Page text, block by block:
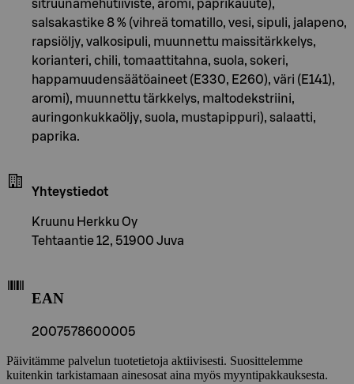
sitruunamehutiiviste, aromi, paprikauute),
salsakastike 8 % (vihreä tomatillo, vesi, sipuli, jalapeno,
rapsiöljy, valkosipuli, muunnettu maissitärkkelys,
korianteri, chili, tomaattitahna, suola, sokeri,
happamuudensäätöaineet (E330, E260), väri (E141),
aromi), muunnettu tärkkelys, maltodekstriini,
auringonkukkaöljy, suola, mustapippuri), salaatti,
paprika.
Yhteystiedot
Kruunu Herkku Oy
Tehtaantie 12, 51900 Juva
EAN
2007578600005
Päivitämme palvelun tuotetietoja aktiivisesti. Suosittelemme
kuitenkin tarkistamaan ainesosat aina myös myyntipakkauksesta.